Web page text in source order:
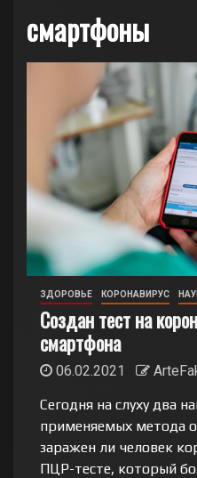
смартфоны
ЗДОРОВЬЕ КОРОНАВИРУС
Создан тест на
смартфона
06.02.2021
Сегодня на слуху два
применяемых метода
заражен ли человек
ПЦР-тесте, который